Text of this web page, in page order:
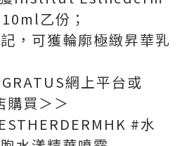
乙份；
，可獲輪廓極緻昇華乳
網上平台或
購買＞＞
#水